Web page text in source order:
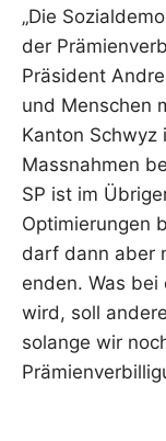
„Die
der
Präsident
und Menschen
Kanton
Massnahmen
SP ist im
Optimierungen
darf dann aber
enden. Was
wird, soll
solange wir